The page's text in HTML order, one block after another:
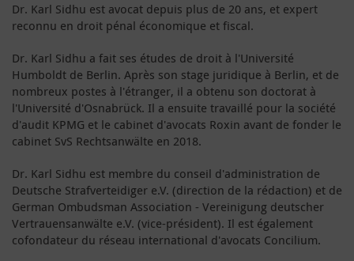
Dr. Karl Sidhu est avocat depuis plus de 20 ans, et expert
reconnu en droit pénal économique et fiscal.
Dr. Karl Sidhu a fait ses études de droit à l'Université
Humboldt de Berlin. Après son stage juridique à Berlin, et de
nombreux postes à l'étranger, il a obtenu son doctorat à
l'Université d'Osnabrück. Il a ensuite travaillé pour la société
d'audit KPMG et le cabinet d'avocats Roxin avant de fonder le
cabinet SvS Rechtsanwälte en 2018.
Dr. Karl Sidhu est membre du conseil d'administration de
Deutsche Strafverteidiger e.V. (direction de la rédaction) et de
German Ombudsman Association - Vereinigung deutscher
Vertrauensanwälte e.V. (vice-président). Il est également
cofondateur du réseau international d'avocats Concilium.